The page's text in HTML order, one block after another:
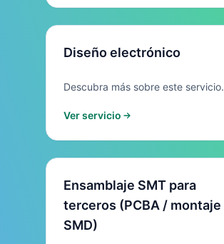
Diseño electrónico
Descubra más sobre este servicio.
Ver servicio
Ensamblaje SMT para
terceros (PCBA / montaje
SMD)